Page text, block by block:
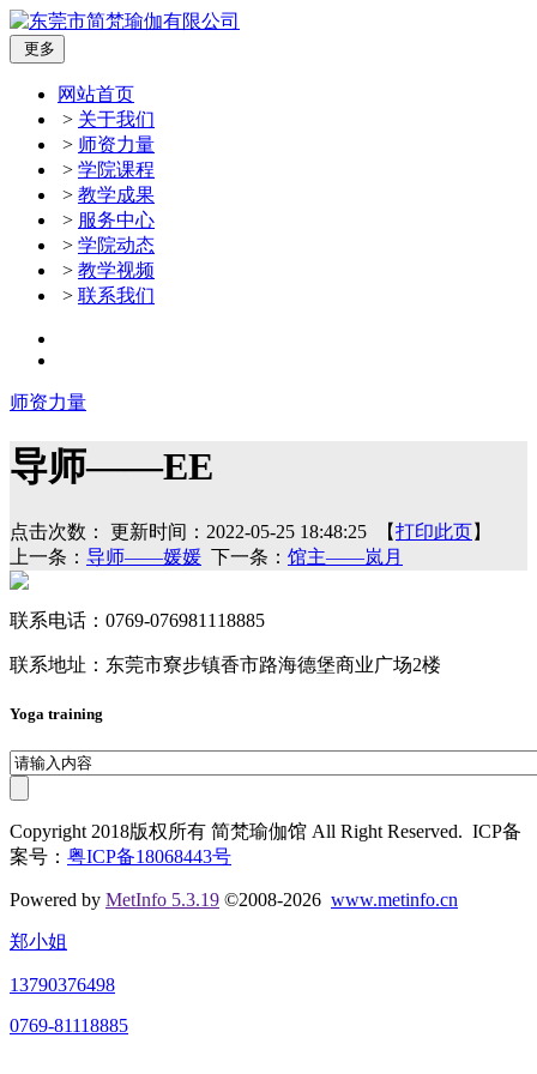
更多
网站首页
> 关于我们
> 师资力量
> 学院课程
> 教学成果
> 服务中心
> 学院动态
> 教学视频
> 联系我们
师资力量
导师——EE
点击次数： 更新时间：2022-05-25 18:48:25 【打印此页】
上一条： 导师——媛媛 下一条： 馆主——岚月
联系电话：0769-076981118885
联系地址：东莞市寮步镇香市路海德堡商业广场2楼
Yoga training
Copyright 2018版权所有 简梵瑜伽馆 All Right Reserved. ICP备
案号： 粤ICP备18068443号
Powered by MetInfo 5.3.19 ©2008-2026 www.metinfo.cn
郑小姐
13790376498
0769-81118885